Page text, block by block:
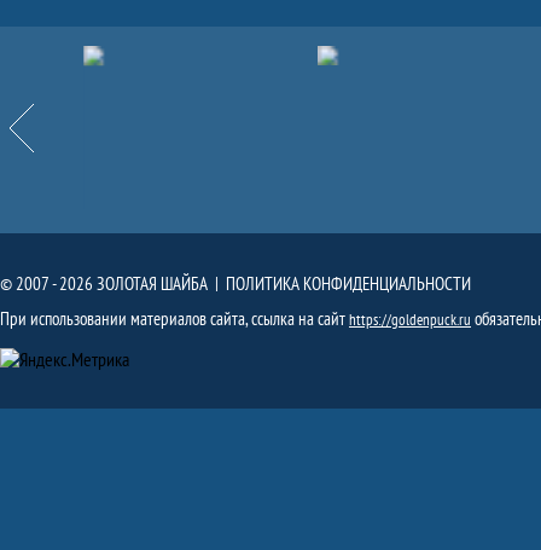
Назад
Партнёры
© 2007 - 2026 ЗОЛОТАЯ ШАЙБА | ПОЛИТИКА КОНФИДЕНЦИАЛЬНОСТИ
При использовании материалов сайта, ссылка на сайтhttps://goldenpuck.ru